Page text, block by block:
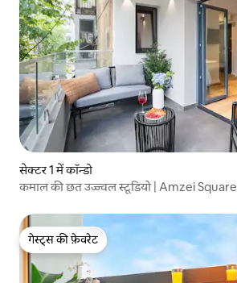
सेक्टर 1 में कॉन्डो
कमाल की छत उज्ज्वल स्टूडियो | Amzei Square
गेस्ट्स की फ़ेवरेट
गेस्ट्स की फ़ेवरेट